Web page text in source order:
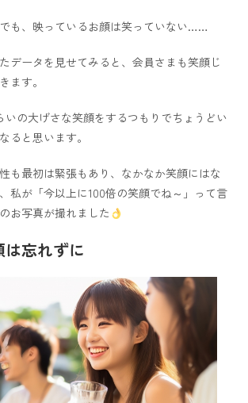
も、映っているお顔は笑っていない……
データを見せてみると、会員さまも笑顔じ
ます。
いの大げさな笑顔をするつもりでちょうどい
ると思います。
も最初は緊張もあり、なかなか笑顔にはな
私が「今以上に100倍の笑顔でね～」って言
お写真が撮れました
忘れずに